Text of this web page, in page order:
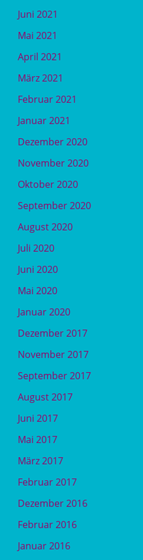
Juni 2021
Mai 2021
April 2021
März 2021
Februar 2021
Januar 2021
Dezember 2020
November 2020
Oktober 2020
September 2020
August 2020
Juli 2020
Juni 2020
Mai 2020
Januar 2020
Dezember 2017
November 2017
September 2017
August 2017
Juni 2017
Mai 2017
März 2017
Februar 2017
Dezember 2016
Februar 2016
Januar 2016